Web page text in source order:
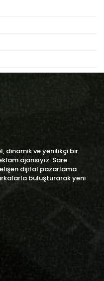
dinamik ve yenilikçi bir
ajansıyız. Sare
dijital pazarlama
buluşturarak yeni